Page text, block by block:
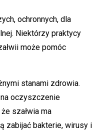
ochronnych, dla
Niektórzy praktycy
może pomóc
stanami zdrowia.
oczyszczenie
szałwia ma
zabijać bakterie, wirusy i